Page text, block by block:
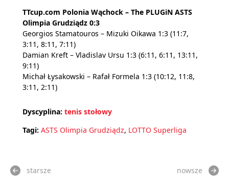
TTcup.com Polonia Wąchock – The PLUGiN ASTS
Olimpia Grudziądz 0:3
Georgios Stamatouros – Mizuki Oikawa 1:3 (11:7,
3:11, 8:11, 7:11)
Damian Kreft – Vladislav Ursu 1:3 (6:11, 6:11, 13:11,
9:11)
Michał Łysakowski – Rafał Formela 1:3 (10:12, 11:8,
3:11, 2:11)
Dyscyplina: tenis stołowy
Tagi: ASTS Olimpia Grudziądz, LOTTO Superliga
starsze nowsze